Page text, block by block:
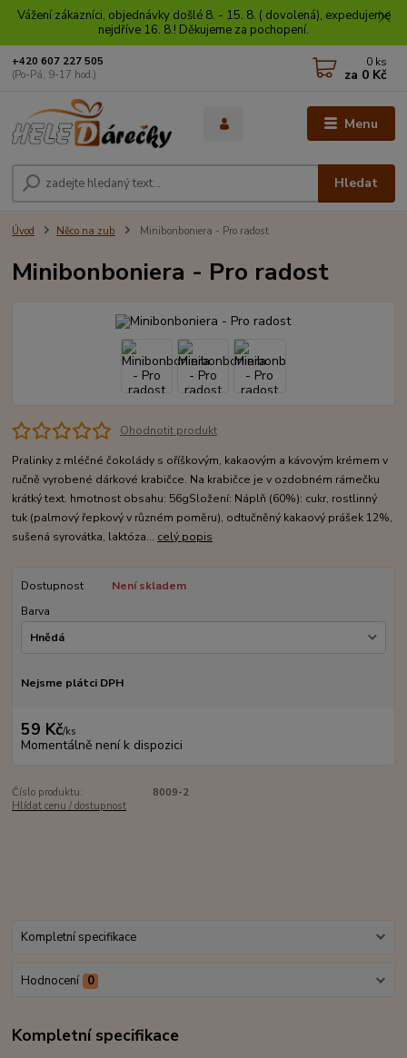
Vážení zákazníci, objednávky došlé 8. - 15. 8. ( dovolená), expedujeme
nejdříve 16. 8.! Děkujeme za pochopení.
Menu
Hledat
+420 607 227 505
(Po-Pá, 9-17 hod.)
0 ks
za 0 Kč
Úvod Něco na zub Minibonboniera - Pro radost
Minibonboniera - Pro radost
Ohodnotit produkt
Pralinky z mléčné čokolády s oříškovým, kakaovým a kávovým krémem v
ručně vyrobené dárkové krabičce. Na krabičce je v ozdobném rámečku
krátký text. hmotnost obsahu: 56gSložení: Náplň (60%): cukr, rostlinný
tuk (palmový řepkový v různém poměru), odtučněný kakaový prášek 12%,
sušená syrovátka, laktóza... celý popis
Dostupnost
Není skladem
Barva
Nejsme plátci DPH
59 Kč/ks
Momentálně není k dispozici
Číslo produktu:
8009-2
Hlídat cenu / dostupnost
Kompletní specifikace
Hodnocení 0
Kompletní specifikace